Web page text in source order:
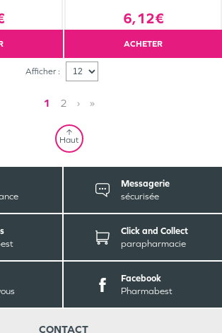
6,12€
ACHETER
Afficher :
1 2 › »
Haut
Messagerie
sécurisée
Click and Collect
parapharmacie
Facebook
Pharmabest
CONTACT